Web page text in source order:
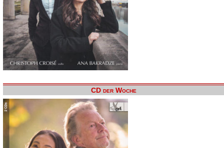
CD der Woche